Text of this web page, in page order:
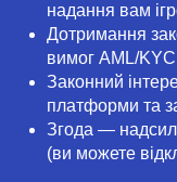
надання вам
Дотримання
вимог AML/KYC
Законний
платформи та
Згода —
(ви можете